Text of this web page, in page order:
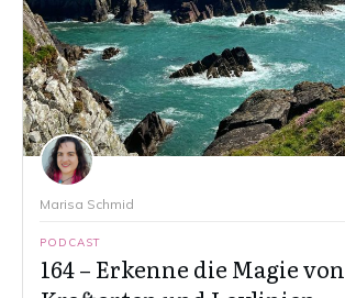
Marisa Schmid
PODCAST
164 – Erkenne die Magie von